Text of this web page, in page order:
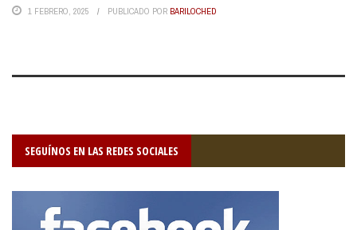
1 FEBRERO, 2025 PUBLICADO POR BARILOCHED
SEGUÍNOS EN LAS REDES SOCIALES